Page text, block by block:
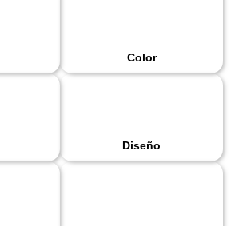
Color
Diseño